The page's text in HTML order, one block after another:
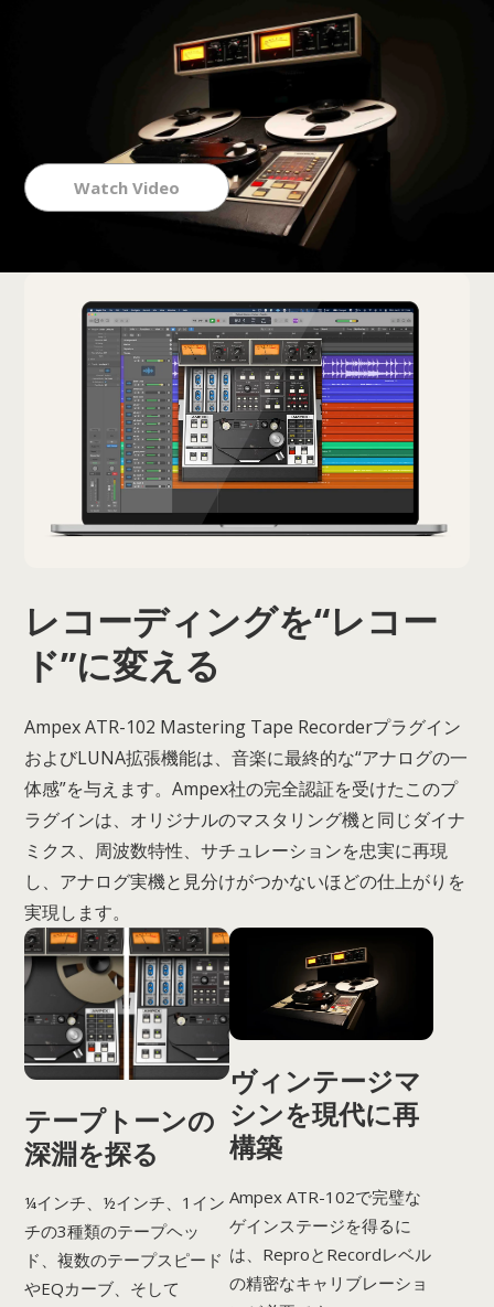
Watch Video
レコーディングを“レコー
ド”に変える
Ampex ATR-102 Mastering Tape Recorderプラグイン
およびLUNA拡張機能は、音楽に最終的な“アナログの一
体感”を与えます。Ampex社の完全認証を受けたこのプ
ラグインは、オリジナルのマスタリング機と同じダイナ
ミクス、周波数特性、サチュレーションを忠実に再現
し、アナログ実機と見分けがつかないほどの仕上がりを
実現します。
テープトーンの
深淵を探る
¼インチ、½インチ、1イン
チの3種類のテープヘッ
ド、複数のテープスピード
やEQカーブ、そして
ヴィンテージマ
シンを現代に再
構築
Ampex ATR-102で完璧な
ゲインステージを得るに
は、ReproとRecordレベル
の精密なキャリブレーショ